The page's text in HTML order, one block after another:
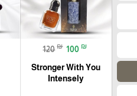
120 ₪ 100 ₪
Stronger With You
Intensely